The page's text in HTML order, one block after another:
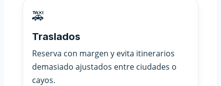
🚕
Traslados
Reserva con margen y evita itinerarios
demasiado ajustados entre ciudades o
cayos.